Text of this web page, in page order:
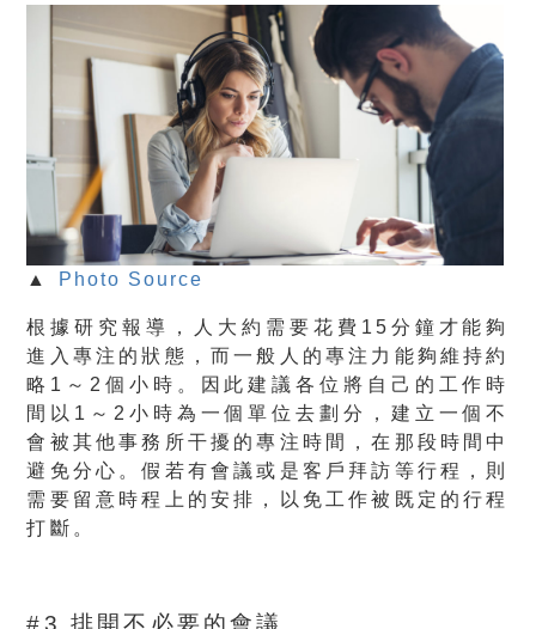
▲ Photo Source
根據研究報導，人大約需要花費15分鐘才能夠
進入專注的狀態，而一般人的專注力能夠維持約
略1～2個小時。因此建議各位將自己的工作時
間以1～2小時為一個單位去劃分，建立一個不
會被其他事務所干擾的專注時間，在那段時間中
避免分心。假若有會議或是客戶拜訪等行程，則
需要留意時程上的安排，以免工作被既定的行程
打斷。
#3 排開不必要的會議